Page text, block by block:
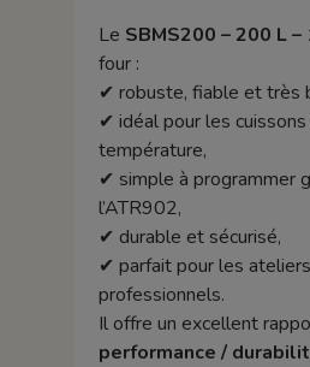
Le SBMS200 – 200 L –
four :
✔ robuste, fiable et très
✔ idéal pour les
température,
✔ simple à programmer
l’ATR902,
✔ durable et sécurisé,
✔ parfait pour les
professionnels.
Il offre un excellent
performance /